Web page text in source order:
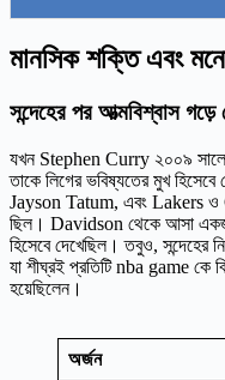
মানসিক শক্তি এবং
সন্দেহের পর আত্মবিশ্বাস গড়ে
যখন Stephen Curry ২০০৯
তাকে লিগের ভবিষ্যতের মুখ
Jayson Tatum, এবং Lakers ও
ছিল। Davidson থেকে আসা
হিসেবে দেখেছিল। তবুও, সন্দেহের
যা শীঘ্রই প্রতিটি nba game কে
হয়েছিলেন।
অর্জন